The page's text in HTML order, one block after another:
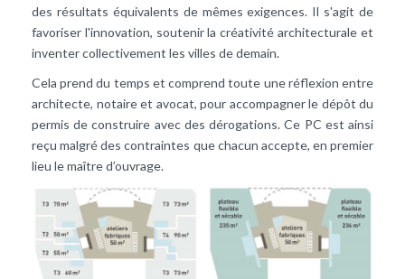
des résultats équivalents de mêmes exigences. Il s'agit de
favoriser l'innovation, soutenir la créativité architecturale et
inventer collectivement les villes de demain.
Cela prend du temps et comprend toute une réflexion entre
architecte, notaire et avocat, pour accompagner le dépôt du
permis de construire avec des dérogations. Ce PC est ainsi
reçu malgré des contraintes que chacun accepte, en premier
lieu le maître d’ouvrage.